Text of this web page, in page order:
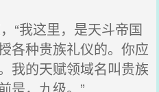
“我这里，是天斗帝国
各种贵族礼仪的。你应
我的天赋领域名叫贵族